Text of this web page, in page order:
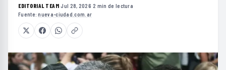
EDITORIAL TEAM·Jul 28, 2026·2 min de lectura·
Fuente:nueva-ciudad.com.ar